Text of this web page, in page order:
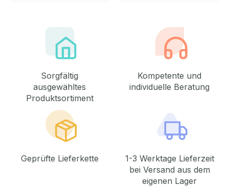
Sorgfältig
ausgewähltes
Produktsortiment
Kompetente und
individuelle Beratung
Geprüfte Lieferkette
1-3 Werktage Lieferzeit
bei Versand aus dem
eigenen Lager